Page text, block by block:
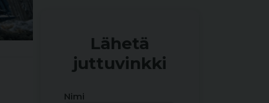
Lähetä
juttuvinkki
Nimi